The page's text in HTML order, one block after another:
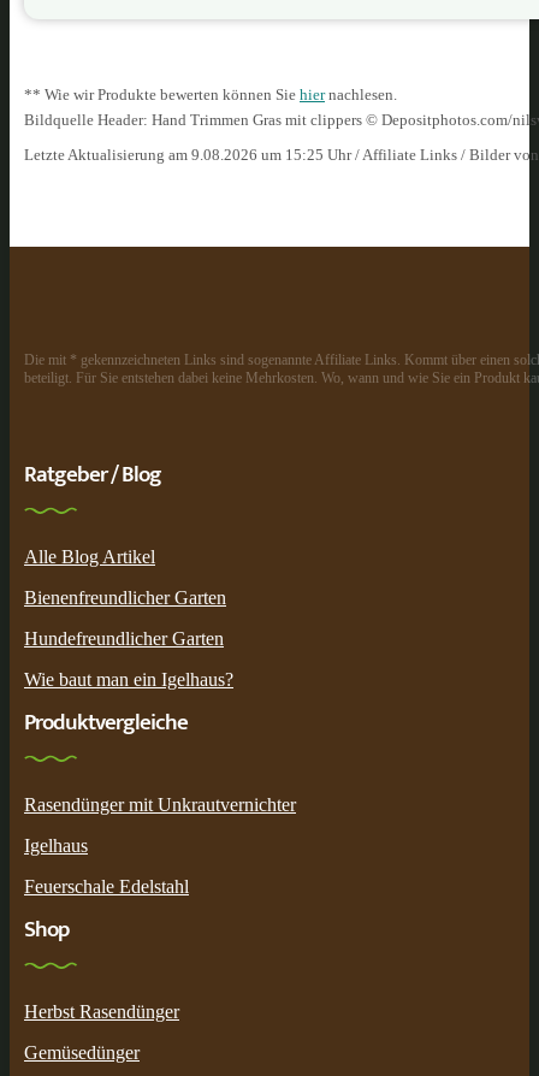
** Wie wir Produkte bewerten können Sie hiernachlesen.
Bildquelle Header: Hand Trimmen Gras mit clippers © Depositphotos.com/
Letzte Aktualisierung am 9.08.2026 um 15:25 Uhr / Affiliate Links / Bilder
Die mit * gekennzeichneten Links sind sogenannte Affiliate Links. Kommt über einen
beteiligt. Für Sie entstehen dabei keine Mehrkosten. Wo, wann und wie Sie ein Produkt
Ratgeber / Blog
Alle Blog Artikel
Bienenfreundlicher Garten
Hundefreundlicher Garten
Wie baut man ein Igelhaus?
Produktvergleiche
Rasendünger mit Unkrautvernichter
Igelhaus
Feuerschale Edelstahl
Shop
Herbst Rasendünger
Gemüsedünger